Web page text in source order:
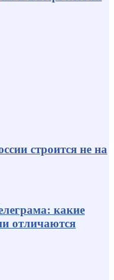
строится не на
какие
отличаются